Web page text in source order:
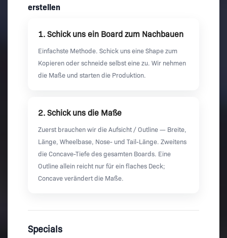
erstellen
1. Schick uns ein Board zum Nachbauen
Einfachste Methode. Schick uns eine Shape zum
Kopieren oder schneide selbst eine zu. Wir nehmen
die Maße und starten die Produktion.
2. Schick uns die Maße
Zuerst brauchen wir die Aufsicht / Outline — Breite,
Länge, Wheelbase, Nose- und Tail-Länge. Zweitens
die Concave-Tiefe des gesamten Boards. Eine
Outline allein reicht nur für ein flaches Deck;
Concave verändert die Maße.
Specials